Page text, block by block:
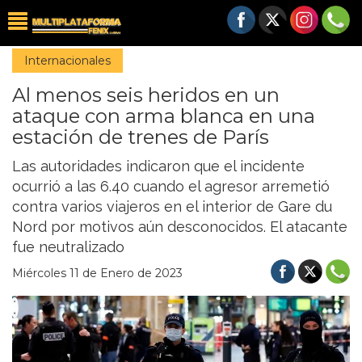
Internacionales
Al menos seis heridos en un
ataque con arma blanca en una
estación de trenes de París
Las autoridades indicaron que el incidente
ocurrió a las 6.40 cuando el agresor arremetió
contra varios viajeros en el interior de Gare du
Nord por motivos aún desconocidos. El atacante
fue neutralizado
Miércoles 11 de Enero de 2023